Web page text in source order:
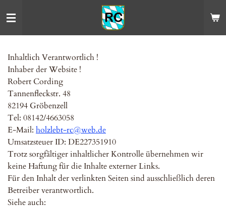
Hauptinhalt
springen
Inhaltlich Verantwortlich !
Inhaber der Website !
Robert Cording
Tannenfleckstr. 48
82194 Gröbenzell
Tel: 08142/4663058
E-Mail: holzlebt-rc@web.de
Umsatzsteuer ID: DE227351910
Trotz sorgfältiger inhaltlicher Kontrolle übernehmen wir
keine Haftung für die Inhalte externer Links.
Für den Inhalt der verlinkten Seiten sind ausschließlich deren
Betreiber verantwortlich.
Siehe auch: